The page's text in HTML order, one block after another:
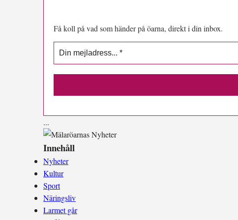
Få koll på vad som händer på öarna, direkt i din inbox.
...
Innehåll
Nyheter
Kultur
Sport
Näringsliv
Larmet går